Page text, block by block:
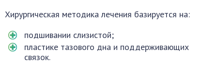
Хирургическая методика лечения базируется на:
подшивании слизистой;
пластике тазового дна и поддерживающих
связок.